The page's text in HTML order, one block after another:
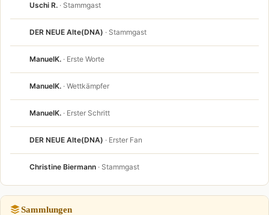
Uschi R. · Stammgast
DER NEUE Alte(DNA) · Stammgast
ManuelK. · Erste Worte
ManuelK. · Wettkämpfer
ManuelK. · Erster Schritt
DER NEUE Alte(DNA) · Erster Fan
Christine Biermann · Stammgast
Sammlungen